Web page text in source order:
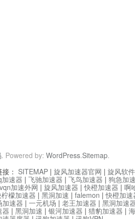
. Powered by: WordPress.Sitemap.
： SITEMAP | 旋风加速器官网 | 旋风软
速器 | 飞驰加速器 | 飞鸟加速器 | 狗急加
加速外网 | 旋风加速器 |快橙加速器 | 啊
檬加速器 | 黑洞加速 | falemon |快橙加速
加速器 | 一元机场 | 老王加速器 | 黑洞加速
器 | 黑洞加速 | 银河加速器 | 猎豹加速器 |